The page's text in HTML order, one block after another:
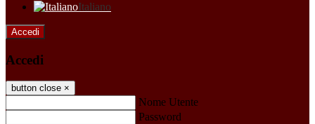
Italiano
Accedi
Accedi
button close ×
Nome Utente
Password